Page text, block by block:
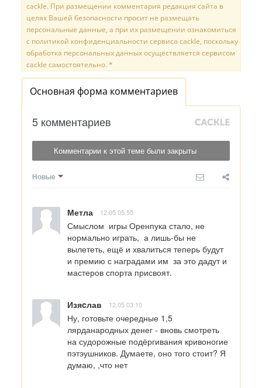
cackle. При размещении комментария редакция сайта в
целях Вашей безопасности просит не размещать
персональные данные, а при их размещении ознакомиться
с политикой конфиденциальности сервиса cackle, поскольку
обработка персональных данных осуществляется сервисом
cackle самостоятельно. *
Основная форма комментариев
5 комментариев
Комментарии к этой теме были закрыты
Новые
Метла 12.05 05:55
Смыслом  игры Оренпука стало, не
нормально играть,  а лишь-бы не
вылететь, ещё и хвалиться теперь будут
и премию с наградами им  за это дадут и
мастеров спорта присвоят.
Изяcлав 12.05 03:10
Ну, готовьте очередные 1,5
лярданародных денег - вновь смотреть
на судорожные подёргивания кривоногие
пэтэушников. Думаете, оно того стоит? Я
думаю, ,что нет